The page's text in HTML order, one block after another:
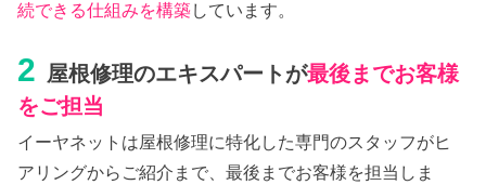
続できる仕組みを構築しています。
2 屋根修理のエキスパートが最後までお客様
をご担当
イーヤネットは屋根修理に特化した専門のスタッフがヒ
アリングからご紹介まで、最後までお客様を担当しま